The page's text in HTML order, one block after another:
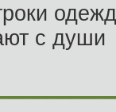
с души